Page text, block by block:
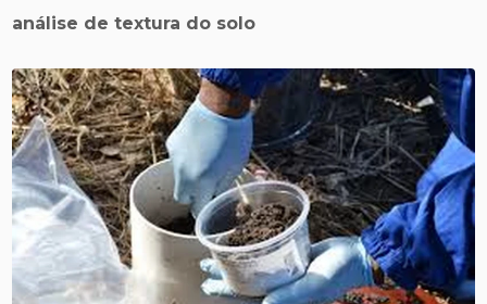
análise de textura do solo